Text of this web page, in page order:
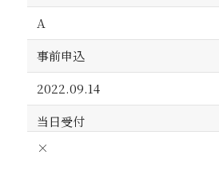
A
事前申込
2022.09.14
当日受付
×